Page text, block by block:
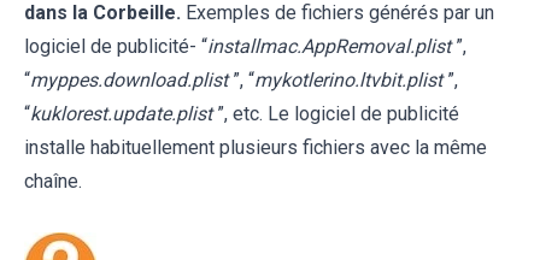
dans la Corbeille. Exemples de fichiers générés par un
logiciel de publicité- “installmac.AppRemoval.plist ”,
“myppes.download.plist ”, “mykotlerino.ltvbit.plist ”,
“kuklorest.update.plist ”, etc. Le logiciel de publicité
installe habituellement plusieurs fichiers avec la même
chaîne.